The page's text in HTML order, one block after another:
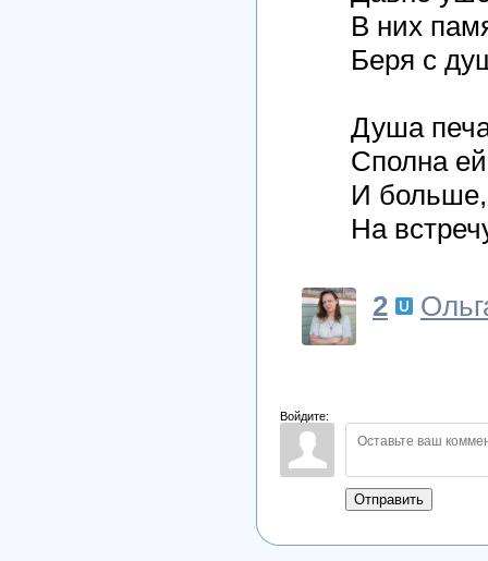
В них
Беря с
Душа
Сполна ей
И больше,
На
2
Войдите:
Отправить